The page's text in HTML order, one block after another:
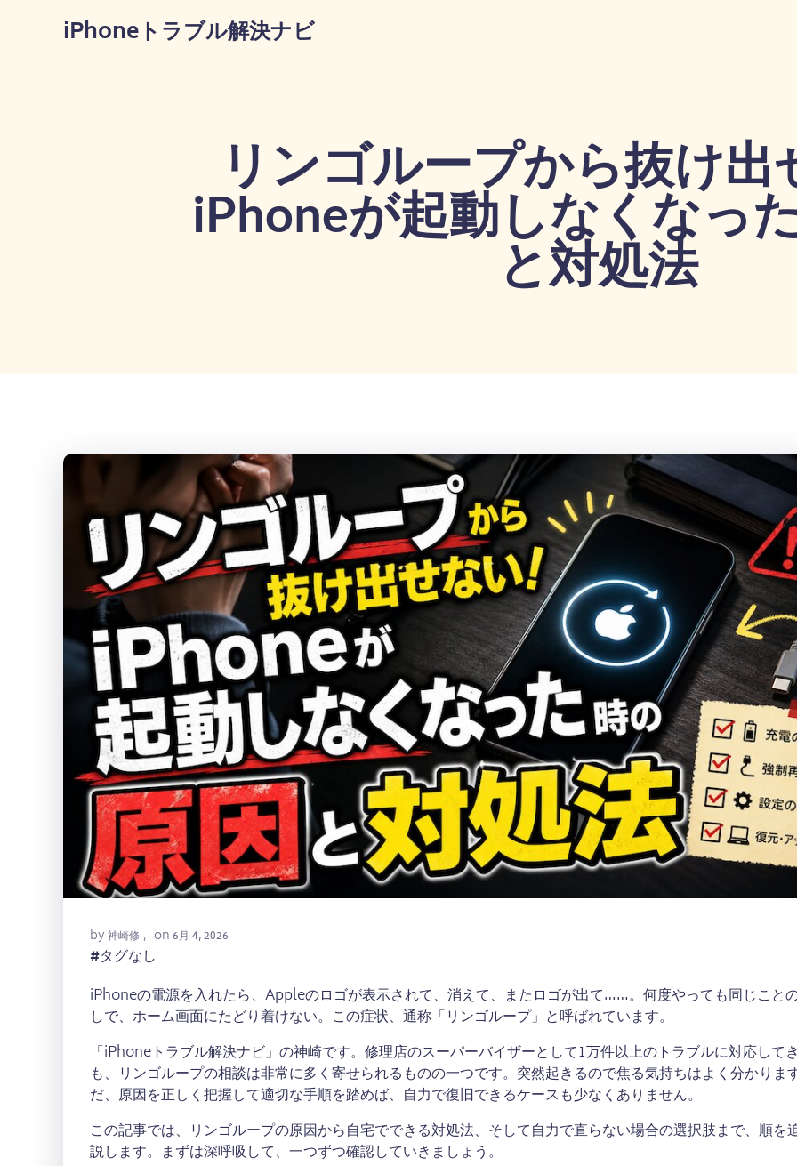
iPhoneトラブル解決ナビ
リンゴループから抜け出
iPhoneが起動しなくなっ
と対処法
by神崎修 , on6月 4, 2026
#タグなし
iPhoneの電源を入れたら、Appleのロゴが表示されて、消えて、またロゴが出て……。何度やっても同じこと
しで、ホーム画面にたどり着けない。この症状、通称「リンゴループ」と呼ばれています。
「iPhoneトラブル解決ナビ」の神崎です。修理店のスーパーバイザーとして1万件以上のトラブルに対応して
も、リンゴループの相談は非常に多く寄せられるものの一つです。突然起きるので焦る気持ちはよく分かりま
だ、原因を正しく把握して適切な手順を踏めば、自力で復旧できるケースも少なくありません。
この記事では、リンゴループの原因から自宅でできる対処法、そして自力で直らない場合の選択肢まで、順を
説します。まずは深呼吸して、一つずつ確認していきましょう。